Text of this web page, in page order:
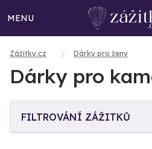
MENU
Zážitky.cz Dárky pro ženy
Dárky pro
FILTROVÁNÍ ZÁŽITKŮ